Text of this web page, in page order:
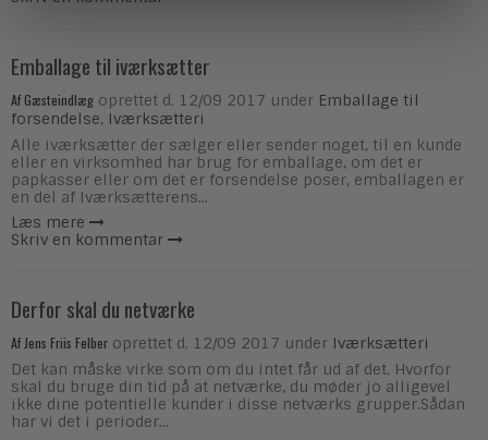
Emballage til iværksætter
Af Gæsteindlæg oprettet d. 12/09 2017 under Emballage til
forsendelse, Iværksætteri
Alle iværksætter der sælger eller sender noget, til en kunde
eller en virksomhed har brug for emballage, om det er
papkasser eller om det er forsendelse poser, emballagen er
en del af Iværksætterens...
Læs mere
Skriv en kommentar
Derfor skal du netværke
Af Jens Friis Felber oprettet d. 12/09 2017 under Iværksætteri
Det kan måske virke som om du intet får ud af det. Hvorfor
skal du bruge din tid på at netværke, du møder jo alligevel
ikke dine potentielle kunder i disse netværks grupper.Sådan
har vi det i perioder...